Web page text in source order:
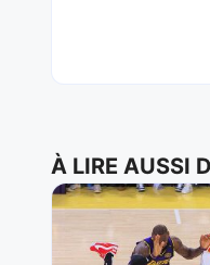
À LIRE AUSSI